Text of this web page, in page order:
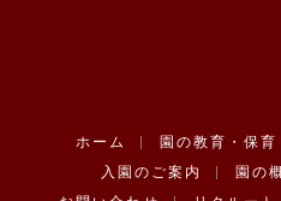
ホーム | 園の教育・保育
入園のご案内
| 園の